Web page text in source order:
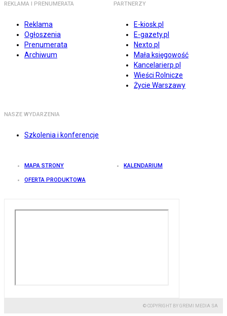
REKLAMA I PRENUMERATA
Reklama
Ogłoszenia
Prenumerata
Archiwum
PARTNERZY
E-kiosk.pl
E-gazety.pl
Nexto.pl
Mała księgowość
Kancelarierp.pl
Wieści Rolnicze
Życie Warszawy
NASZE WYDARZENIA
Szkolenia i konferencje
MAPA STRONY KALENDARIUM
OFERTA PRODUKTOWA
© COPYRIGHT BY GREMI MEDIA SA